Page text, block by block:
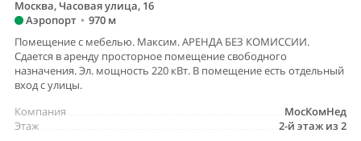
Москва, Часовая улица, 16
Аэропорт • 970 м
Помещение с мебелью. Максим. АРЕНДА БЕЗ КОМИССИИ.
Сдается в аренду просторное помещение свободного
назначения. Эл. мощность 220 кВт. В помещение есть отдельный
вход с улицы.
МосКомНед
Компания
2-й этаж из 2
Этаж